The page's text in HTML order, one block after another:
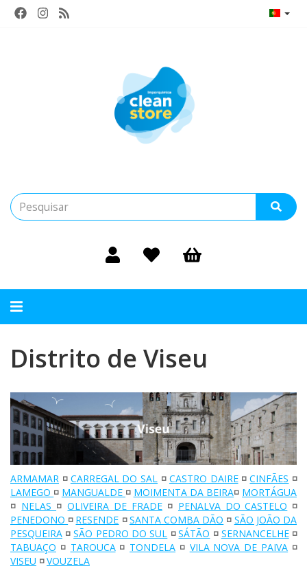
Alternar
Distrito de Viseu
ARMAMAR ◽ CARREGAL DO SAL ◽ CASTRO DAIRE◽CINFÃES ◽
LAMEGO ◽ MANGUALDE ◽ MOIMENTA DA BEIRA◽ MORTÁGUA
◽ NELAS ◽OLIVEIRA DE FRADE◽ PENALVA DO CASTELO ◽
PENEDONO ◽ RESENDE ◽SANTA COMBA DÃO ◽ SÃO JOÃO DA
PESQUEIRA ◽SÃO PEDRO DO SUL ◽SÁTÃO ◽ SERNANCELHE◽
TABUAÇO ◽ TAROUCA◽ TONDELA ◽ VILA NOVA DE PAIVA ◽
VISEU ◽VOUZELA